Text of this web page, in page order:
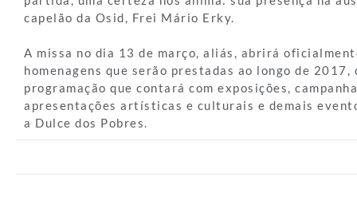
capelão da Osid, Frei Mário Erky.
A missa no dia 13 de março, aliás, abrirá
homenagens que serão prestadas ao longo de 2017,
programação que contará com exposições,
apresentações artísticas e culturais e demais
a Dulce dos Pobres.